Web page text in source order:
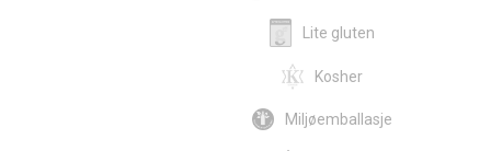
Lite gluten
Kosher
Miljøemballasje